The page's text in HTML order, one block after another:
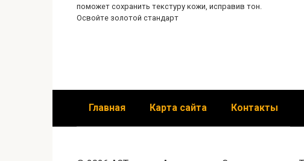
поможет сохранить текстуру кожи, исправив тон.
Освойте золотой стандарт
Главная Карта сайта Контакты